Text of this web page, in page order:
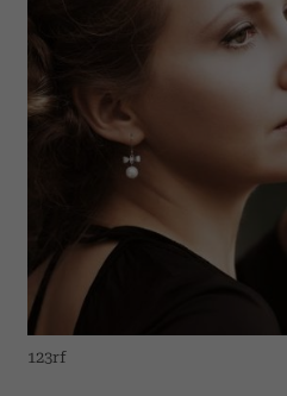
123rf